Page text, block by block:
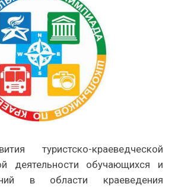
туристско-краеведческой
деятельности обучающихся и
в области краеведения